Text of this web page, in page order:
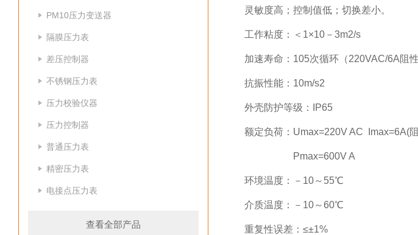
PM10压力变送器
隔膜压力表
差压控制器
不锈钢压力表
压力校验仪器
压力控制器
普通压力表
精密压力表
电接点压力表
查看全部产品
灵敏度高；控制值低；切换差小。
工作粘度：＜1×10－3m2/s
加速寿命：105次循环（220VAC/6A阻性
抗振性能：10m/s2
外壳防护等级：IP65
额定负荷：Umax=220V AC Imax=6A(
Pmax=600V A
环境温度：－10～55℃
介质温度：－10～60℃
重复性误差：≤±1%